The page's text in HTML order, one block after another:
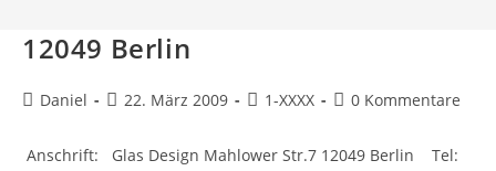
12049 Berlin
Beitrags-
Daniel
Beitrag
22. März 2009
Beitrags-
1-XXXX
Beitrags-
0 Kommentare
Anschrift: Glas Design Mahlower Str.7 12049 Berlin Tel: